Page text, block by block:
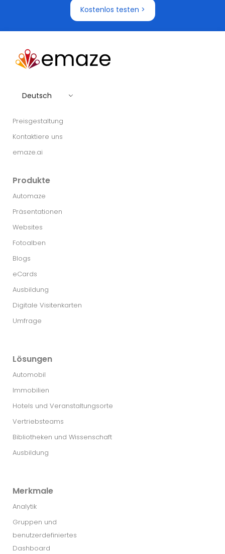
Kostenlos testen >
Deutsch
Preisgestaltung
Kontaktiere uns
emaze.ai
Produkte
Automaze
Präsentationen
Websites
Fotoalben
Blogs
eCards
Ausbildung
Digitale Visitenkarten
Umfrage
Lösungen
Automobil
Immobilien
Hotels und Veranstaltungsorte
Vertriebsteams
Bibliotheken und Wissenschaft
Ausbildung
Merkmale
Analytik
Gruppen und
benutzerdefiniertes
Dashboard